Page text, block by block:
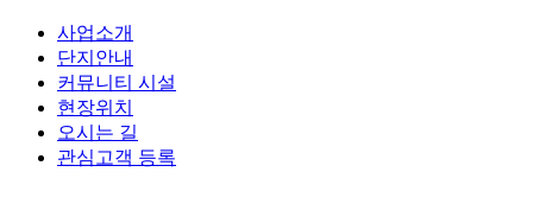
사업소개
단지안내
커뮤니티 시설
현장위치
오시는 길
관심고객 등록